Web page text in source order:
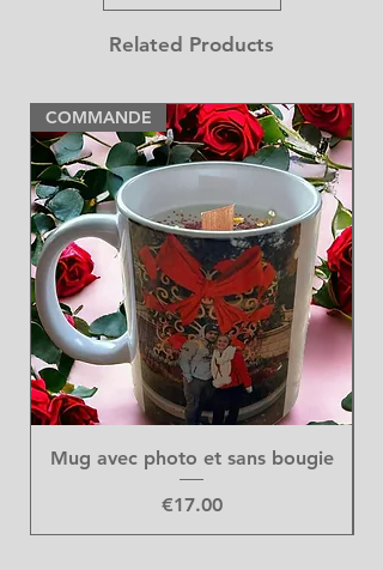
Related Products
COMMANDE
Mug avec photo et sans bougie
Price
€17.00